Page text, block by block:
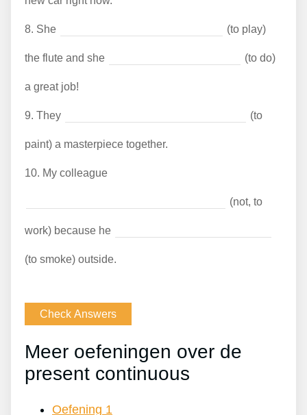
8. She (to play)
the flute and she (to do)
a great job!
9. They (to
paint) a masterpiece together.
10. My colleague
(not, to
work) because he
(to smoke) outside.
Meer oefeningen over de
present continuous
Oefening 1